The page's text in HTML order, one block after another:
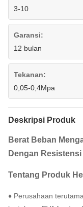
3-10
Garansi:
12 bulan
Tekanan:
0,05-0,4Mpa
Deskripsi Produk
Berat Beban
Dengan
Tentang Produk
♦ Perusahaan